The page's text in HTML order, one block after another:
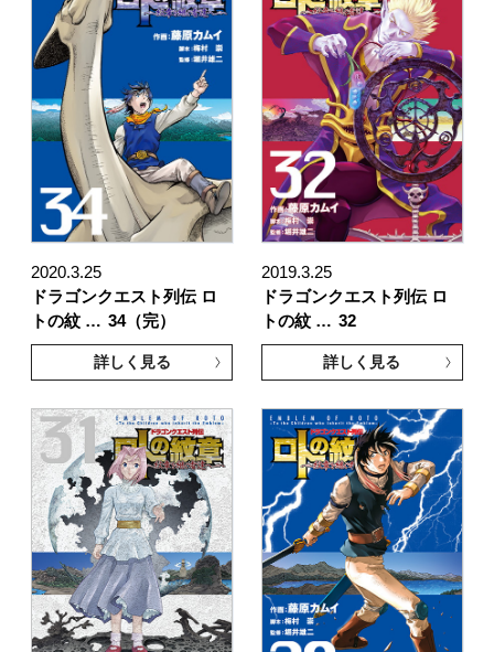
2020.3.25
ドラゴンクエスト列伝 ロ
トの紋 … 34（完）
詳しく見る
2019.3.25
ドラゴンクエスト列伝 ロ
トの紋 … 32
詳しく見る